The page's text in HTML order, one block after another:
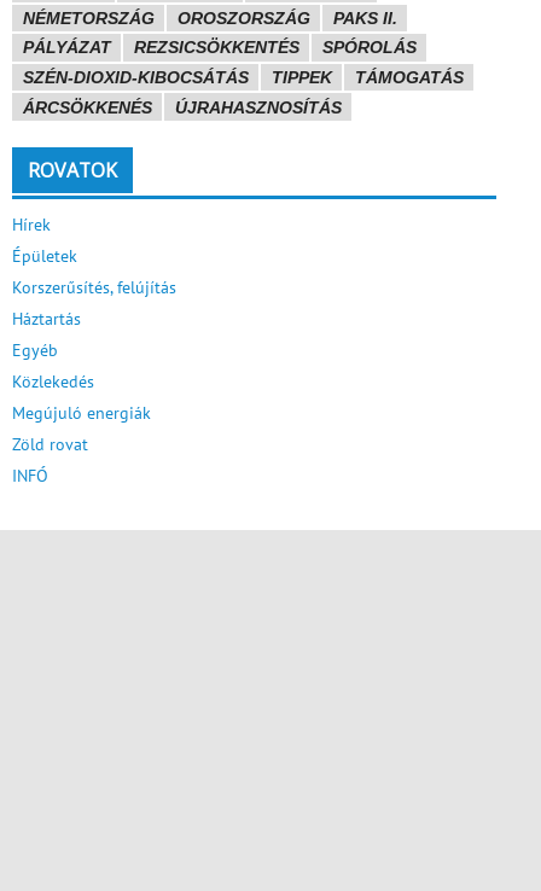
NÉMETORSZÁG
OROSZORSZÁG
PAKS II.
PÁLYÁZAT
REZSICSÖKKENTÉS
SPÓROLÁS
SZÉN-DIOXID-KIBOCSÁTÁS
TIPPEK
TÁMOGATÁS
ÁRCSÖKKENÉS
ÚJRAHASZNOSÍTÁS
ROVATOK
Hírek
Épületek
Korszerűsítés, felújítás
Háztartás
Egyéb
Közlekedés
Megújuló energiák
Zöld rovat
INFÓ